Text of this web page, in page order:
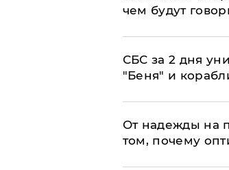
чем будут
СБС за 2 дня
"Беня" и
От надежды на
том, почему